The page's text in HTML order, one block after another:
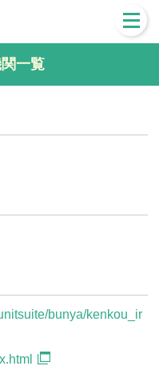
一覧
bunya/kenkou_ir